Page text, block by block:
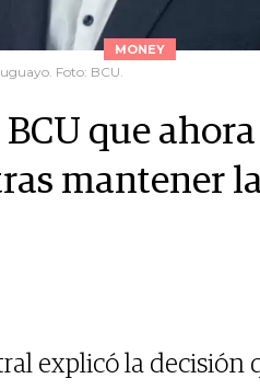
MONEY
Foto: BCU.
que
mantener
explicó la decisión